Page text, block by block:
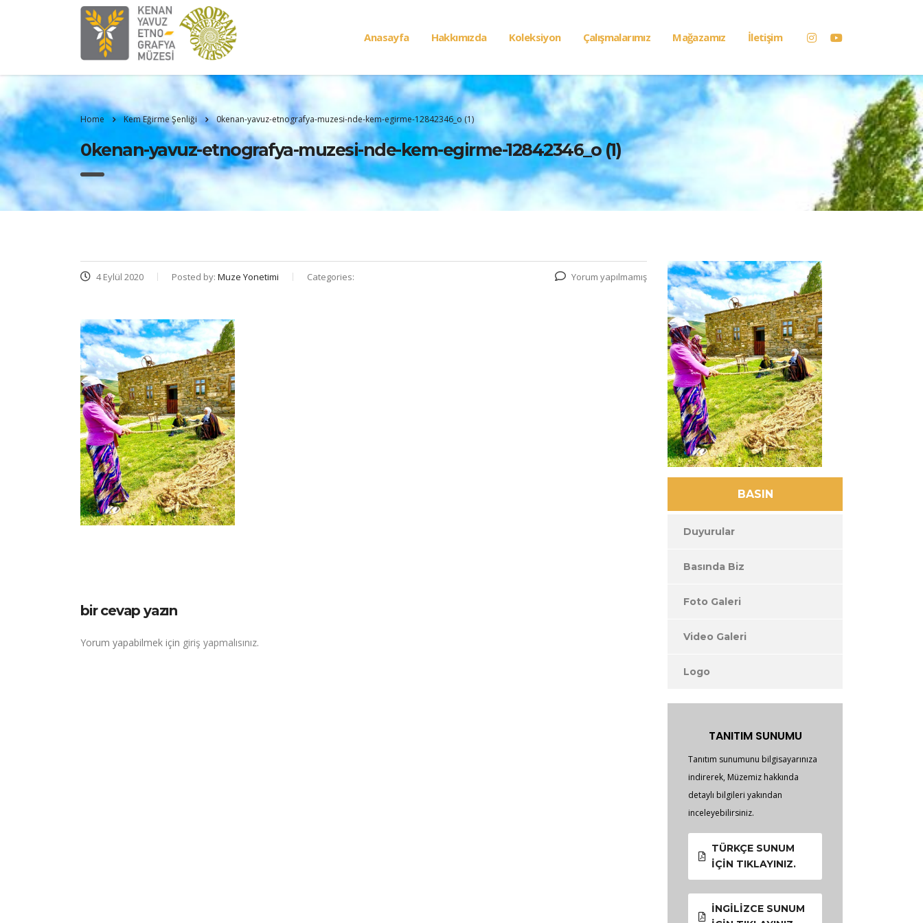
Anasayfa Hakkımızda Koleksiyon Çalışmalarımız Mağazamız İletişim
Home Kem Eğirme Şenliği 0kenan-yavuz-etnografya-muzesi-nde-kem-egirme-12842346_o (1)
0kenan-yavuz-etnografya-muzesi-nde-kem-egirme-12842346_o (1)
4 Eylül 2020 Posted by: Muze Yonetimi Categories: Yorum yapılmamış
bir cevap yazın
Yorum yapabilmek için giriş yapmalısınız.
BASIN
Duyurular
Basında Biz
Foto Galeri
Video Galeri
Logo
TANITIM SUNUMU
Tanıtım sunumunu bilgisayarınıza
indirerek, Müzemiz hakkında
detaylı bilgileri yakından
inceleyebilirsiniz.
TÜRKÇE SUNUM
İÇIN TIKLAYINIZ.
İNGILIZCE SUNUM